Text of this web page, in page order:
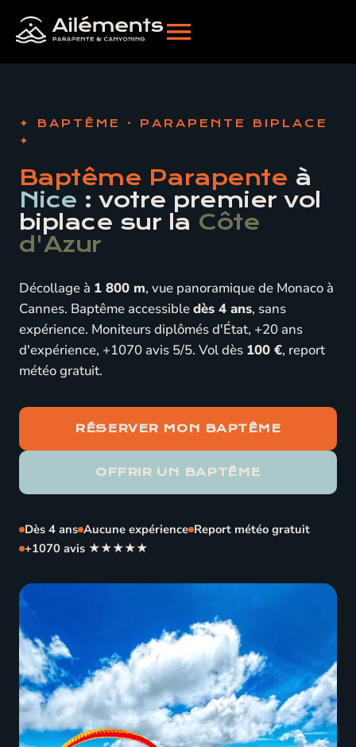
BAPTÊME · PARAPENTE BIPLACE
Baptême Parapente à
Nice : votre premier vol
biplace sur la Côte
d'Azur
Décollage à 1 800 m, vue panoramique de Monaco à
Cannes. Baptême accessibledès 4 ans, sans
expérience. Moniteurs diplômés d'État, +20 ans
d'expérience, +1070 avis 5/5. Vol dès 100 €, report
météo gratuit.
RÉSERVER MON BAPTÊME
OFFRIR UN BAPTÊME
Dès 4 ans Aucune expérience Report météo gratuit
+1070 avis ★★★★★